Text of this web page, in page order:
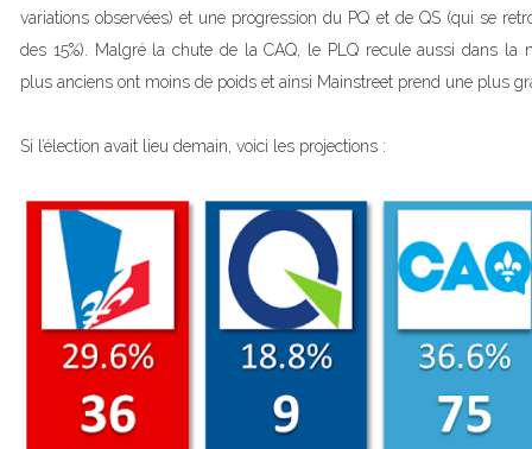
variations observées) et une progression du PQ et de QS (qui se
des 15%). Malgré la chute de la CAQ, le PLQ recule aussi dans la
plus anciens ont moins de poids et ainsi Mainstreet prend une plus
Si l’élection avait lieu demain, voici les projections :